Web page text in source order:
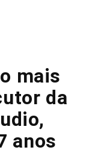
mais
da
anos